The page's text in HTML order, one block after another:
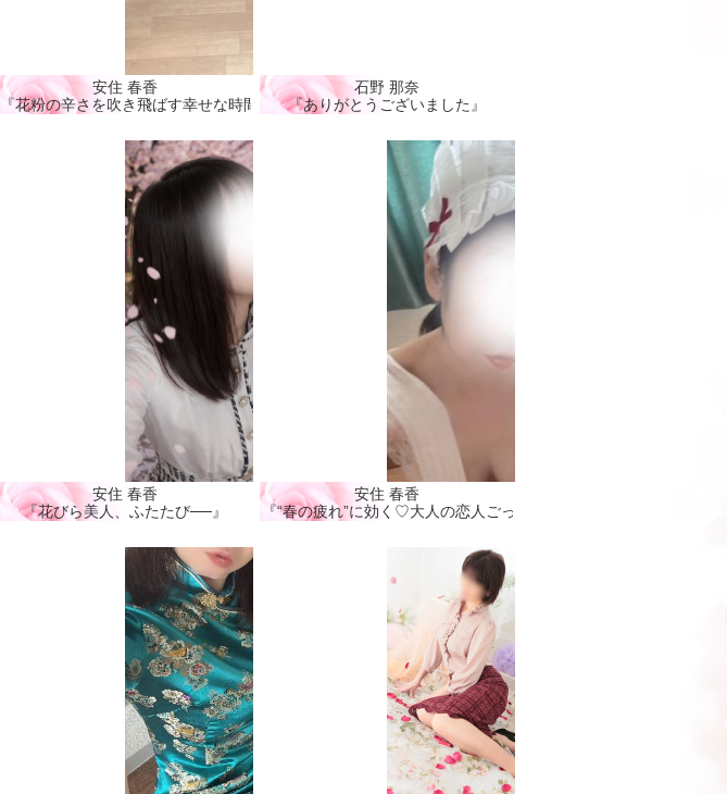
』
安住 春香
『花粉の辛さを吹き飛ばす幸せな時間🩷』
石野 那奈
『ありがとうございました』
安住 春香
『花びら美人、ふたたび──』
安住 春香
『“春の疲れ”に効く♡大人の恋人ごっこ🩷』